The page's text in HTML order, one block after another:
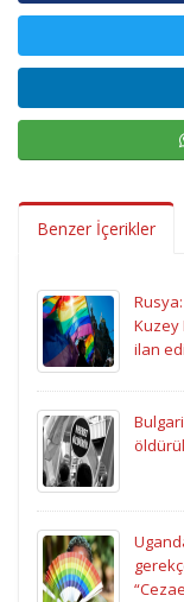
Benzer İçerikler
Kuzey
ilan